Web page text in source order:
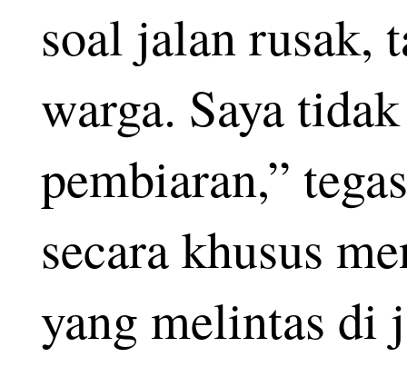
soal jalan rusak,
warga. Saya
pembiaran,”
secara khusus
yang melintas